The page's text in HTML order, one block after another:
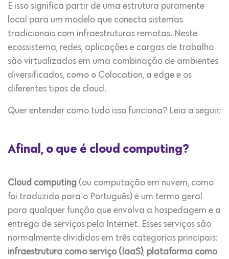
E isso significa partir de uma estrutura puramente
local para um modelo que conecta sistemas
tradicionais com infraestruturas remotas. Neste
ecossistema, redes, aplicações e cargas de trabalho
são virtualizados em uma combinação de ambientes
diversificados, como o Colocation, a edge e os
diferentes tipos de cloud.
Quer entender como tudo isso funciona? Leia a seguir:
Afinal, o que é cloud computing?
Cloud computing (ou computação em nuvem, como
foi traduzido para o Português) é um termo geral
para qualquer função que envolva a hospedagem e a
entrega de serviços pela Internet. Esses serviços são
normalmente divididos em três categorias principais:
infraestrutura como serviço (IaaS), plataforma como